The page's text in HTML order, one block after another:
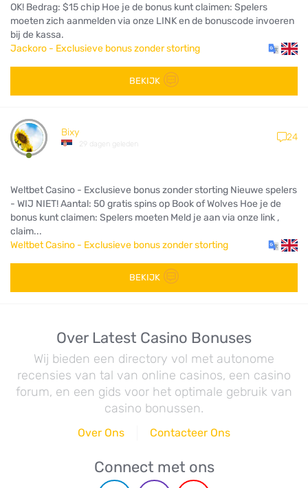
OK! Bedrag: $15 chip Hoe je de bonus kunt claimen: Spelers
moeten zich aanmelden via onze LINK en de bonuscode invoeren
bij de kassa.
Jackoro - Exclusieve bonus zonder storting
BEKIJK
Bixy
29 dagen geleden
24
Weltbet Casino - Exclusieve bonus zonder storting Nieuwe spelers
- WIJ NIET! Aantal: 50 gratis spins op Book of Wolves Hoe je de
bonus kunt claimen: Spelers moeten Meld je aan via onze link ,
claim...
Weltbet Casino - Exclusieve bonus zonder storting
BEKIJK
Over Latest Casino Bonuses
Wij bieden een directory vol met autonome
recensies van tal van online casinos, een casino
forum, en een gids voor het optimale gebruik van
casino bonussen.
Over Ons Contacteer Ons
Connect met ons